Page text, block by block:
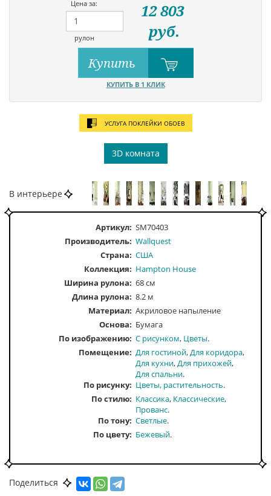
Цена за:
рулон
12 803
руб.
Купить
КУПИТЬ В 1 КЛИК
УСЛУГА ПОКЛЕЙКИ ОБОЕВ
3D комната
В интерьере
Артикул: SM70403
Производитель: Wallquest
Страна: США
Коллекция: Hampton House
Ширина рулона: 68 см
Длина рулона: 8.2 м
Материал: Акриловое напыление
Основа: Бумага
По изображению С рисунком Цветы
Помещение Для гостиной Для коридора
Для кухни Для прихожей
Для спальни
По рисунку
Цветы, растительность
По стилю
Классика Классические
Прованс
По тону Светлые
По цвету
Бежевый
Поделиться